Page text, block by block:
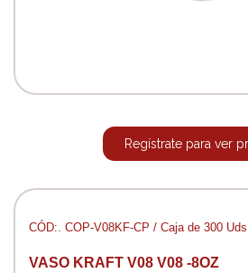
Regístrate para ver
CÓD:. COP-V08KF-CP / Caja de 300
VASO KRAFT V08 V08 -8OZ